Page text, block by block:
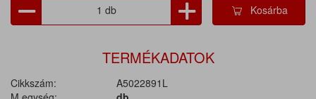
Kosárba
TERMÉKADATOK
Cikkszám:
A5022891L